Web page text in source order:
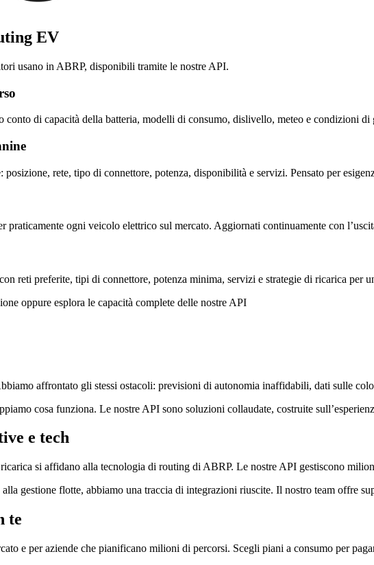
EV
usano in ABRP, disponibili tramite le nostre API.
di capacità della batteria, modelli di consumo, dislivello, meteo e condizioni di
rete, tipo di connettore, potenza, disponibilità e servizi. Pensato per
praticamente ogni veicolo elettrico sul mercato. Aggiornati continuamente con
reti preferite, tipi di connettore, potenza minima, servizi e strategie di ricarica per
oppure esplora le capacità complete delle nostre API
affrontato gli stessi ostacoli: previsioni di autonomia inaffidabili, dati sulle
cosa funziona. Le nostre API sono soluzioni collaudate, costruite
e tech
si affidano alla tecnologia di routing di ABRP. Le nostre API gestiscono
gestione flotte, abbiamo una traccia di integrazioni riuscite. Il nostro team offre
te
e per aziende che pianificano milioni di percorsi. Scegli piani a consumo per